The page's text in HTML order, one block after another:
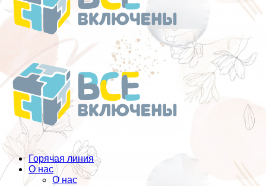
Горячая линия
О нас
О нас